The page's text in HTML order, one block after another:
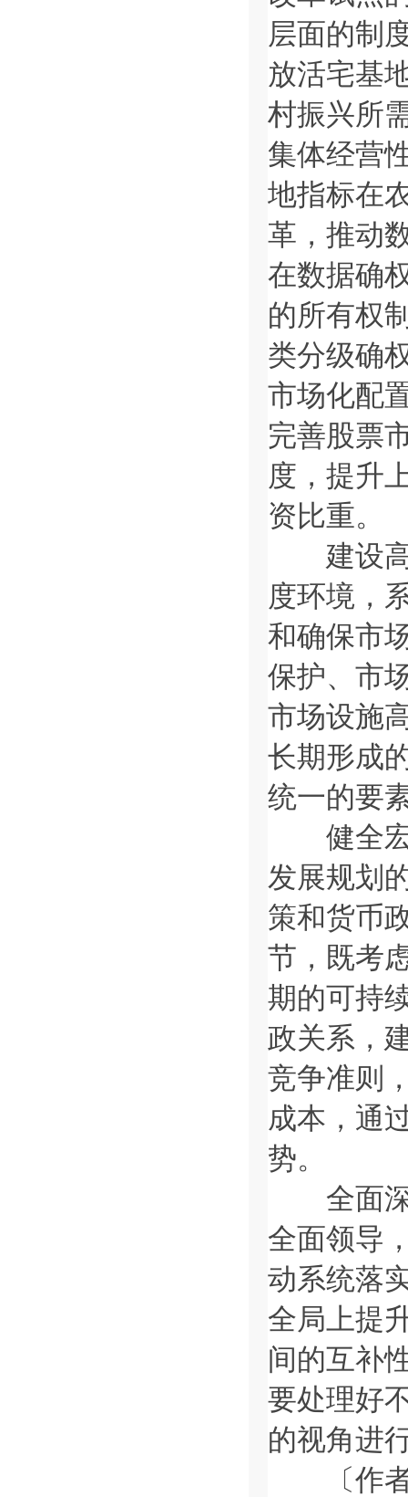
层面的制
放活宅基
村振兴所
集体经营
地指标在
革，推动
在数据确
的所有权
类分级确
市场化配
完善股票
度，提升
资比重。
建设高
度环境，
和确保市
保护、市
市场设施
长期形成
统一的要
健全宏
发展规划
策和货币
节，既考
期的可持
政关系，
竞争准则
成本，通
势。
全面深
全面领导
动系统落
全局上提
间的互补
要处理好
的视角进
〔作者